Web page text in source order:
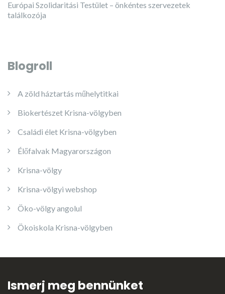
Európai Szolidaritási Testület – önkéntes szervezetek
találkozója
Blogroll
A zöld háztartás műhelytitkai
Biokertészet Krisna-völgyben
Családi élet Krisna-völgyben
Élőfalvak Magyarországon
Krisna-völgy
Krisna-völgyi webshop
Öko-völgy angolul
Ökoiskola Krisna-völgyben
Ismerj meg bennünket